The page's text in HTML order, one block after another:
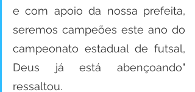
e com apoio da nossa prefeita,
seremos campeões este ano do
campeonato estadual de futsal,
Deus já está abençoando"
ressaltou.